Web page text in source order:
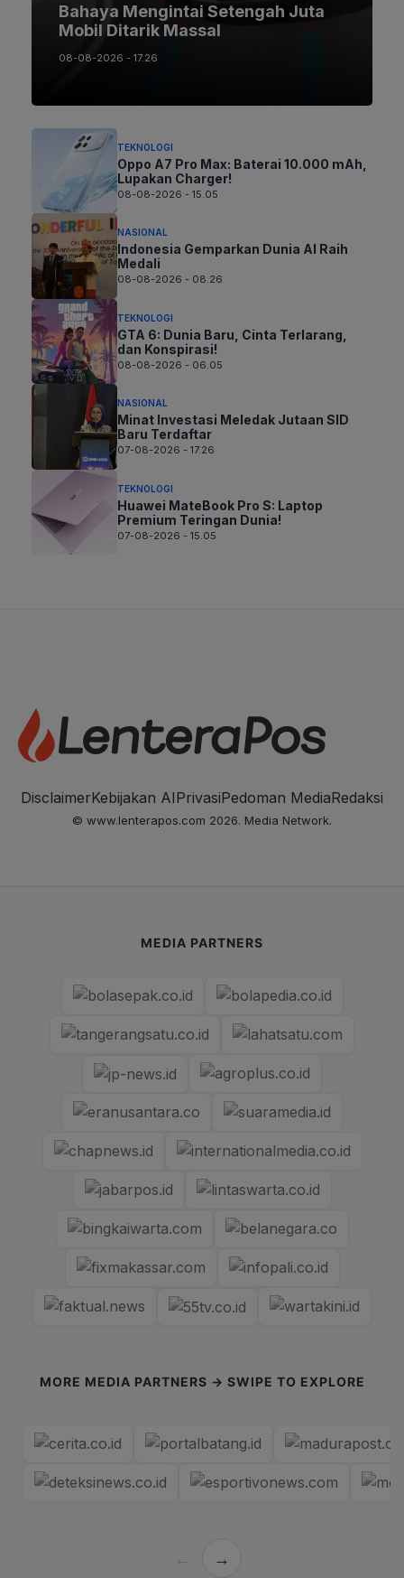
Bahaya Mengintai Setengah Juta
Mobil Ditarik Massal
08-08-2026 - 17.26
TEKNOLOGI
Oppo A7 Pro Max: Baterai 10.000 mAh,
Lupakan Charger!
08-08-2026 - 15.05
NASIONAL
Indonesia Gemparkan Dunia AI Raih
Medali
08-08-2026 - 08.26
TEKNOLOGI
GTA 6: Dunia Baru, Cinta Terlarang,
dan Konspirasi!
08-08-2026 - 06.05
NASIONAL
Minat Investasi Meledak Jutaan SID
Baru Terdaftar
07-08-2026 - 17.26
TEKNOLOGI
Huawei MateBook Pro S: Laptop
Premium Teringan Dunia!
07-08-2026 - 15.05
DisclaimerKebijakan AIPrivasiPedoman MediaRedaksi
© www.lenterapos.com 2026. Media Network.
MEDIA PARTNERS
MORE MEDIA PARTNERS → SWIPE TO EXPLORE
← →